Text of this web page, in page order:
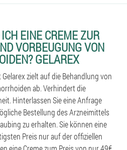
EINE CREME ZUR
VORBEUGUNG VON
GELAREX
zielt auf die Behandlung von
ab. Verhindert die
Hinterlassen Sie eine Anfrage
Bestellung des Arzneimittels
zu erhalten. Sie können eine
Preis nur auf der offiziellen